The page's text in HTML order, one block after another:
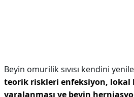
Beyin omurilik sıvısı kendini
teorik riskleri enfeksiyon, lokal
yaralanması ve beyin